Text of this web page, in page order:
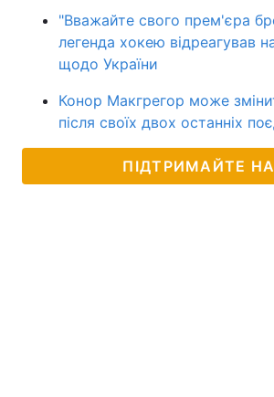
"Вважайте свого прем'єра
легенда хокею відреагував
щодо України
Конор Макгрегор може
після своїх двох останніх
ПІДТРИМАЙТЕ